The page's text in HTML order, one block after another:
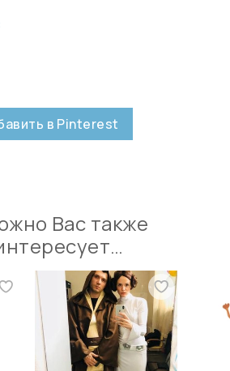
в Pinterest
Вас также